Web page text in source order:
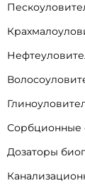
Сорбционные
Дозаторы